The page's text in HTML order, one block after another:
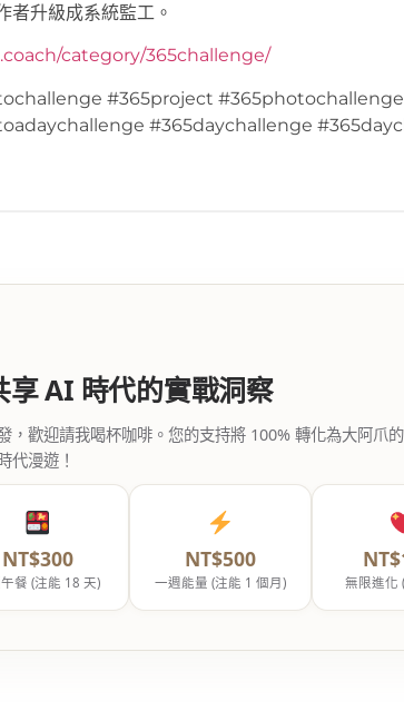
者升級成系統監工。
category/365challenge/
#365project #365photochallenge
#365daychallenge
AI 時代的實戰洞察
，歡迎請我喝杯咖啡。您的支持將 100% 轉化為大阿爪
代漫遊！
NT$300
餐 (注能 18 天)
NT$500
一週能量 (注能 1 個月) 無限進化